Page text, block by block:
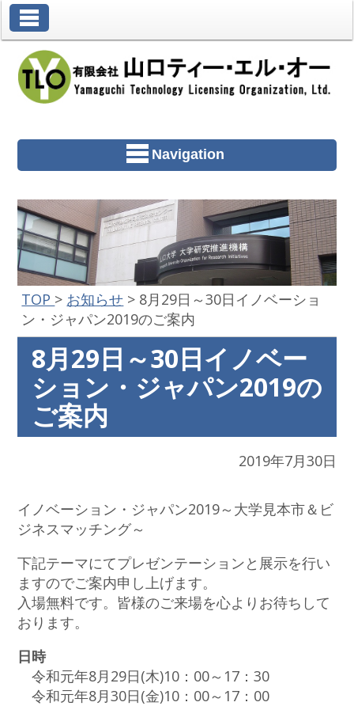
Navigation
TOP > お知らせ > 8月29日～30日イノベーショ
ン・ジャパン2019のご案内
8月29日～30日イノベー
ション・ジャパン2019の
ご案内
2019年7月30日
イノベーション・ジャパン2019～大学見本市＆ビ
ジネスマッチング～
下記テーマにてプレゼンテーションと展示を行い
ますのでご案内申し上げます。
入場無料です。皆様のご来場を心よりお待ちして
おります。
日時
令和元年8月29日(木)10：00～17：30
令和元年8月30日(金)10：00～17：00